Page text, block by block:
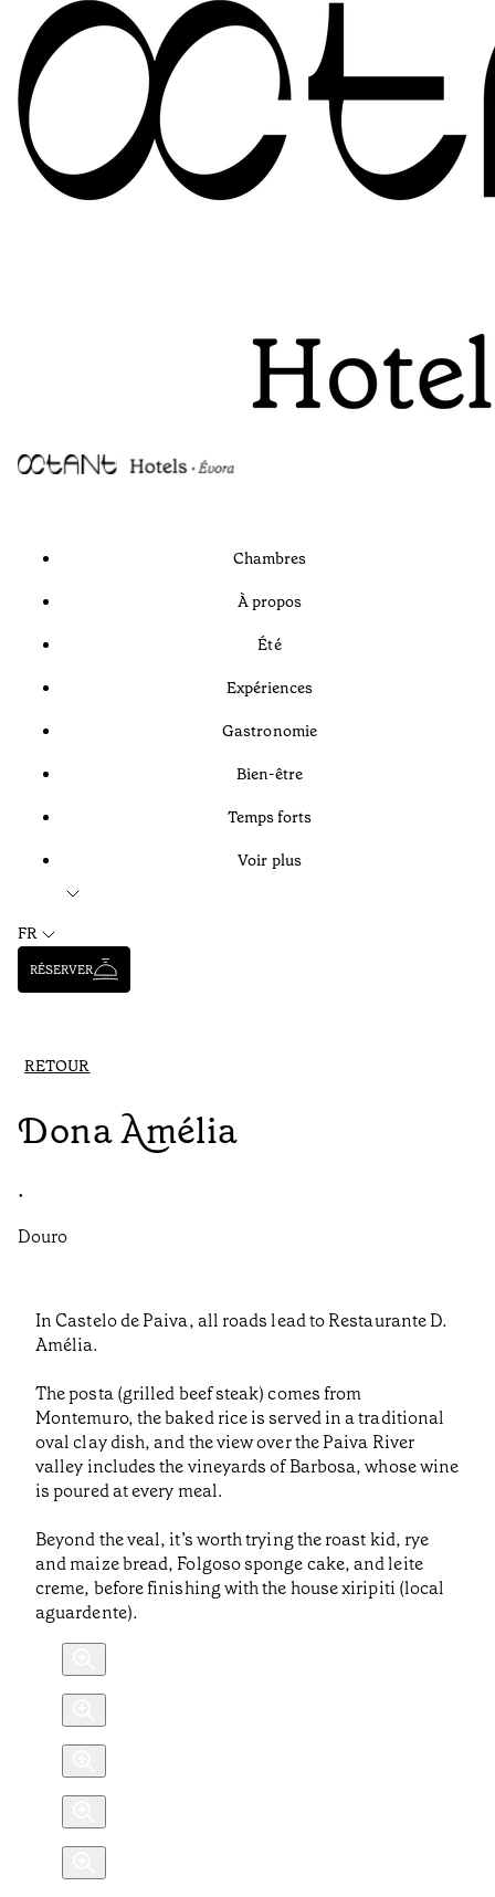
Chambres
À propos
Été
Expériences
Gastronomie
Bien-être
Temps forts
Voir plus
FR
RÉSERVER
RETOUR
Dona Amélia
•
Douro
In Castelo de Paiva, all roads lead to Restaurante D.
Amélia.
The posta (grilled beef steak) comes from
Montemuro, the baked rice is served in a traditional
oval clay dish, and the view over the Paiva River
valley includes the vineyards of Barbosa, whose wine
is poured at every meal.
Beyond the veal, it’s worth trying the roast kid, rye
and maize bread, Folgoso sponge cake, and leite
creme, before finishing with the house xiripiti (local
aguardente).